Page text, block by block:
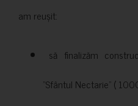
am reușit:
să finalizăm
”Sfântul Nectarie” (